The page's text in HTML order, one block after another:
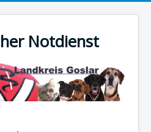
Notdienst